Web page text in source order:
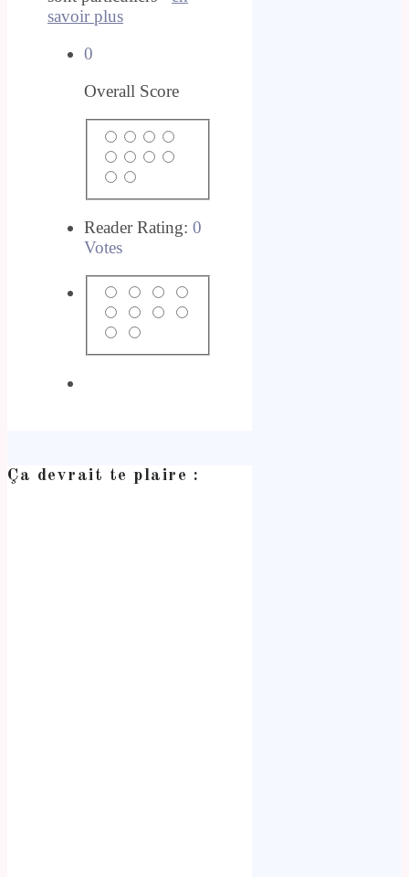
savoir plus
0
Overall Score
Reader Rating: 0
Votes
Ça devrait te plaire :